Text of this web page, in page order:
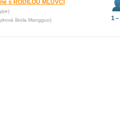
s RODILOU MLUVČÍ
škola Mangguo) 1